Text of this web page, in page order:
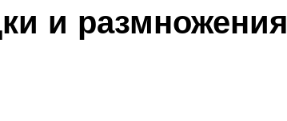
и размножения